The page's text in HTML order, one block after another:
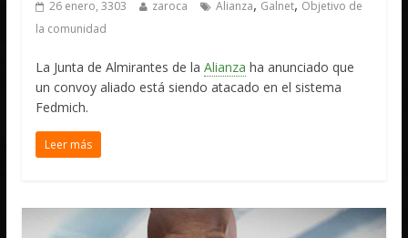
26 enero, 3303 zaroca Alianza, Galnet, Objetivo de
la comunidad
La Junta de Almirantes de laAlianza ha anunciado que
un convoy aliado está siendo atacado en el sistema
Fedmich.
Leer más